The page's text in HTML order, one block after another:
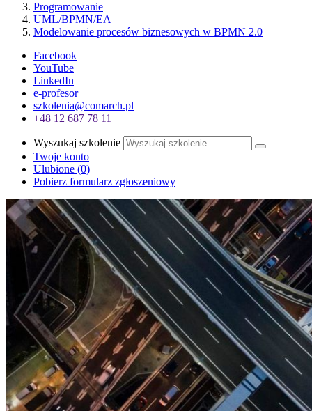
Programowanie
UML/BPMN/EA
Modelowanie procesów biznesowych w BPMN 2.0
Facebook
YouTube
LinkedIn
e-profesor
szkolenia@comarch.pl
+48 12 687 78 11
Wyszukaj szkolenie
Twoje konto
Ulubione (0)
Pobierz formularz zgłoszeniowy